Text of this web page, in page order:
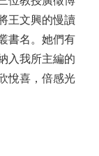
王文興的慢讀
書名。她們有
入我所主編的
悅喜，倍感光